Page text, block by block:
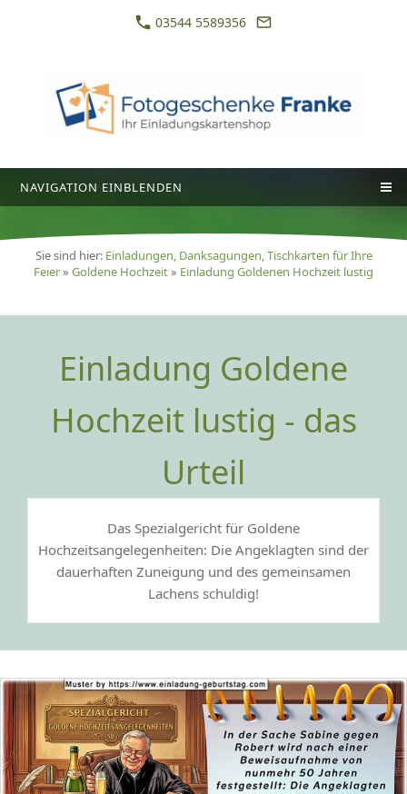
03544 5589356
NAVIGATION EINBLENDEN
Sie sind hier: Einladungen, Danksagungen, Tischkarten für Ihre
Feier» Goldene Hochzeit» Einladung Goldenen Hochzeit lustig
Einladung Goldene
Hochzeit lustig - das
Urteil
Das Spezialgericht für Goldene
Hochzeitsangelegenheiten: Die Angeklagten sind der
dauerhaften Zuneigung und des gemeinsamen
Lachens schuldig!